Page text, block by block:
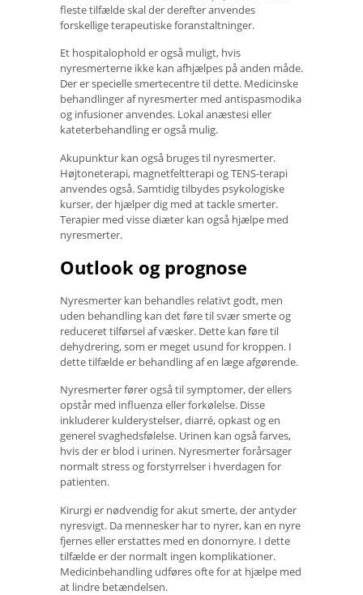
fleste tilfælde skal der derefter anvendes
forskellige terapeutiske foranstaltninger.
Et hospitalophold er også muligt, hvis
nyresmerterne ikke kan afhjælpes på anden måde.
Der er specielle smertecentre til dette. Medicinske
behandlinger af nyresmerter med antispasmodika
og infusioner anvendes. Lokal anæstesi eller
kateterbehandling er også mulig.
Akupunktur kan også bruges til nyresmerter.
Højtoneterapi, magnetfeltterapi og TENS-terapi
anvendes også. Samtidig tilbydes psykologiske
kurser, der hjælper dig med at tackle smerter.
Terapier med visse diæter kan også hjælpe med
nyresmerter.
Outlook og prognose
Nyresmerter kan behandles relativt godt, men
uden behandling kan det føre til svær smerte og
reduceret tilførsel af væsker. Dette kan føre til
dehydrering, som er meget usund for kroppen. I
dette tilfælde er behandling af en læge afgørende.
Nyresmerter fører også til symptomer, der ellers
opstår med influenza eller forkølelse. Disse
inkluderer kulderystelser, diarré, opkast og en
generel svaghedsfølelse. Urinen kan også farves,
hvis der er blod i urinen. Nyresmerter forårsager
normalt stress og forstyrrelser i hverdagen for
patienten.
Kirurgi er nødvendig for akut smerte, der antyder
nyresvigt. Da mennesker har to nyrer, kan en nyre
fjernes eller erstattes med en donornyre. I dette
tilfælde er der normalt ingen komplikationer.
Medicinbehandling udføres ofte for at hjælpe med
at lindre betændelsen.